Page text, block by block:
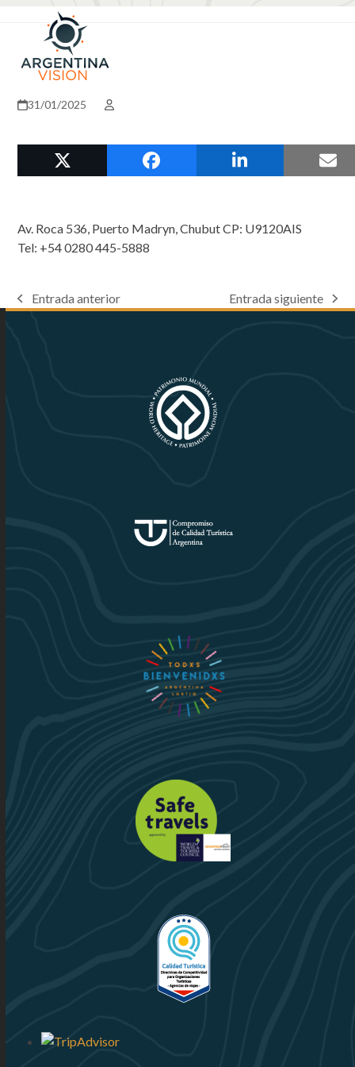
Open
mobile
menu
Close
mobile
menu
31/01/2025
Av. Roca 536, Puerto Madryn, Chubut CP: U9120AIS
Tel: +54 0280 445-5888
previous
Entrada anterior
next
Entrada siguiente